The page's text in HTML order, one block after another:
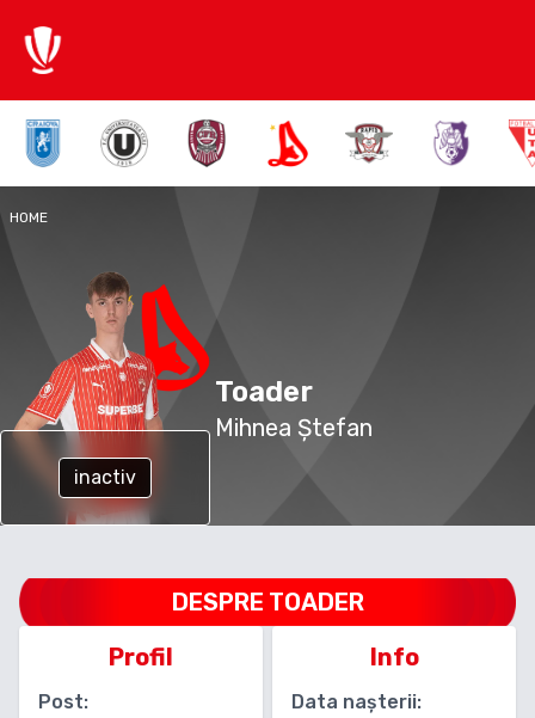
HOME
inactiv
Toader
Mihnea Ștefan
DESPRE TOADER
Profil
Post:
Info
Data nașterii: